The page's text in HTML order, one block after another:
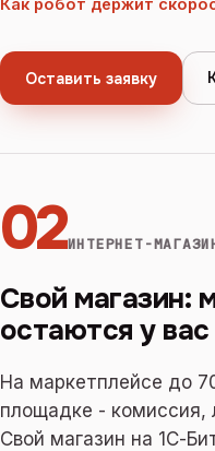
Как робот держит
Оставить заявку
02ИНТЕРНЕТ-
Свой магазин:
остаются у вас
На маркетплейсе до
площадке - комиссия,
Свой магазин на 1С-